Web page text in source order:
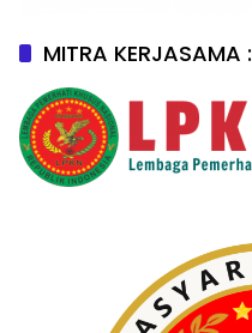
MITRA KERJASAMA :